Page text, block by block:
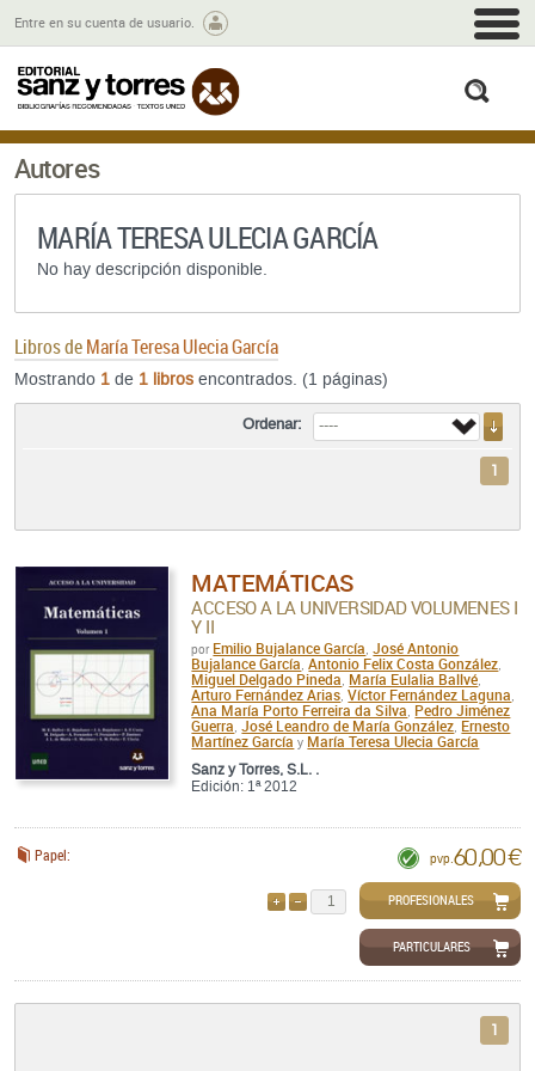
Entre en su cuenta de usuario.
Autores
MARÍA TERESA ULECIA GARCÍA
No hay descripción disponible.
Libros deMaría Teresa Ulecia García
Mostrando 1 de 1 libros encontrados. (1 páginas)
Ordenar:
1
MATEMÁTICAS
ACCESO A LA UNIVERSIDAD VOLUMENES I
Y II
por Emilio Bujalance García José Antonio
Bujalance García Antonio Felix Costa González
Miguel Delgado Pineda María Eulalia Ballvé
Arturo Fernández Arias ,Víctor Fernández Laguna
Ana María Porto Ferreira da Silva Pedro Jiménez
Guerra José Leandro de María González Ernesto
Martínez García y María Teresa Ulecia García
Sanz y Torres, S.L. .
Edición: 1ª 2012
Papel: pvp. 60,00 €
QUITARPROFESIONALES
PARTICULARES
1